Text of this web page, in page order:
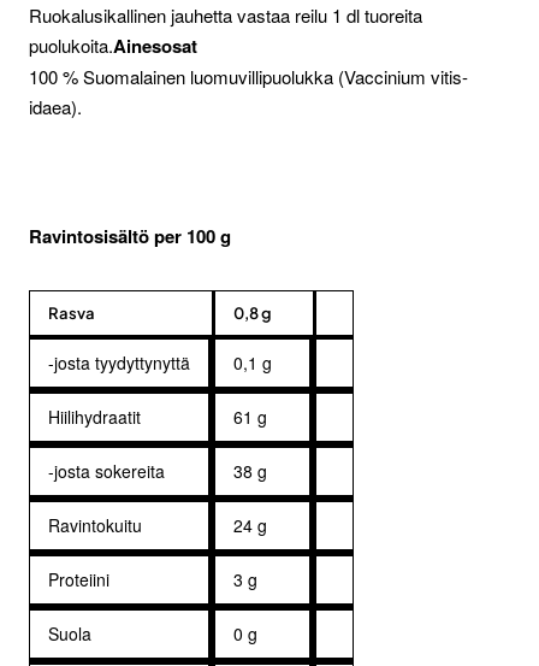
Ruokalusikallinen jauhetta vastaa reilu 1 dl tuoreita
puolukoita.Ainesosat
100 % Suomalainen luomuvillipuolukka (Vaccinium vitis-
idaea).
Ravintosisältö per 100 g
Rasva 0,8 g
-josta tyydyttynyttä 0,1 g
Hiilihydraatit 61 g
-josta sokereita 38 g
Ravintokuitu 24 g
Proteiini 3 g
Suola 0 g